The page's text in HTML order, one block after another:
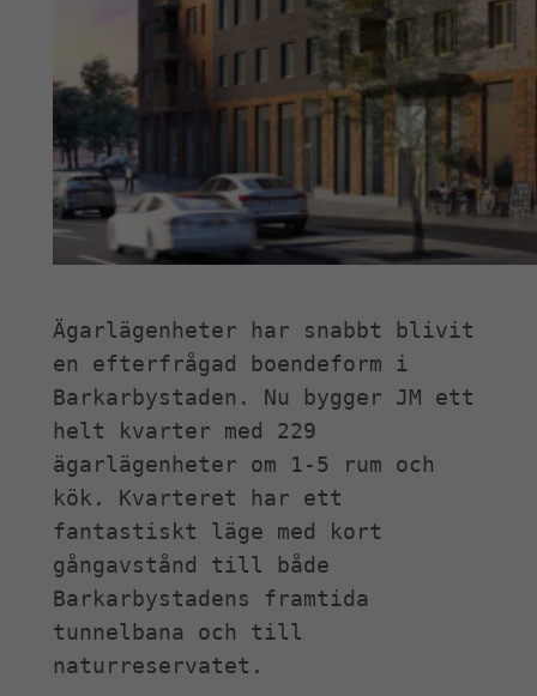
Ägarlägenheter har snabbt blivit
en efterfrågad boendeform i
Barkarbystaden. Nu bygger JM ett
helt kvarter med 229
ägarlägenheter om 1-5 rum och
kök. Kvarteret har ett
fantastiskt läge med kort
gångavstånd till både
Barkarbystadens framtida
tunnelbana och till
naturreservatet.